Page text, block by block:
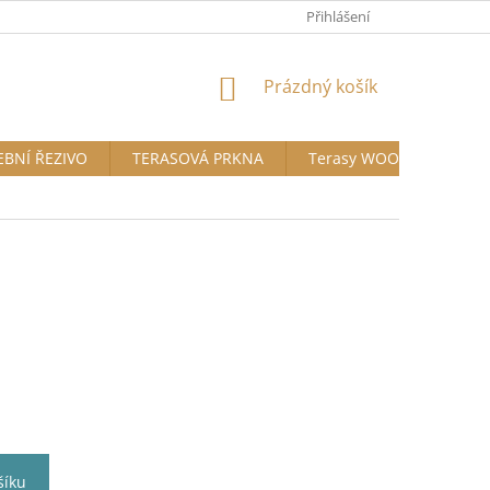
Přihlášení
NÁKUPNÍ
Prázdný košík
ŘEZIVO TERASOVÁ PRKNA
Terasy WOODPLASTIC®